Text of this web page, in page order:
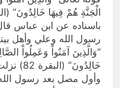
باسناده عن ابن عباس
رسول الله وعلي وأهل
“وَالَّذِينَ آمَنُواْ وَعَمِلُواْ
وأول مصل بعد رسول